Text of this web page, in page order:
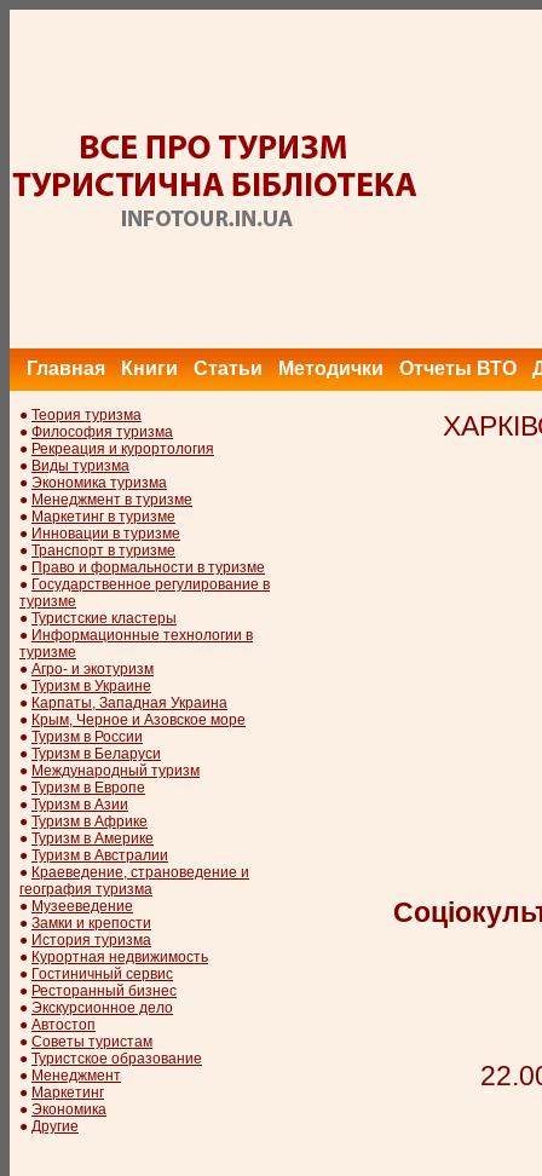
Главная Книги Статьи Методички Отчеты ВТО
● Теория туризма
● Философия туризма
● Рекреация и курортология
● Виды туризма
● Экономика туризма
● Менеджмент в туризме
● Маркетинг в туризме
● Инновации в туризме
● Транспорт в туризме
● Право и формальности в туризме
● Государственное регулирование в
туризме
● Туристские кластеры
● Информационные технологии в
туризме
● Агро- и экотуризм
● Туризм в Украине
● Карпаты, Западная Украина
● Крым, Черное и Азовское море
● Туризм в России
● Туризм в Беларуси
● Международный туризм
● Туризм в Европе
● Туризм в Азии
● Туризм в Африке
● Туризм в Америке
● Туризм в Австралии
● Краеведение, страноведение и
география туризма
● Музееведение
● Замки и крепости
● История туризма
● Курортная недвижимость
● Гостиничный сервис
● Ресторанный бизнес
● Экскурсионное дело
● Автостоп
● Советы туристам
● Туристское образование
● Менеджмент
● Маркетинг
● Экономика
● Другие